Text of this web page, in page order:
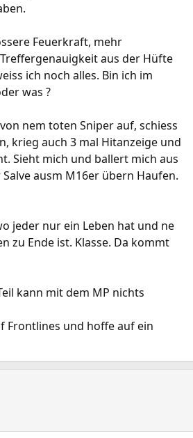
Feuerkraft, mehr
aus der Hüfte
ich noch alles. Bin ich im
was ?
nem toten Sniper auf, schiess
krieg auch 3 mal Hitanzeige und
Sieht mich und ballert mich aus
ausm M16er übern Haufen.
jeder nur ein Leben hat und ne
zu Ende ist. Klasse. Da kommt
kann mit dem MP nichts
Frontlines und hoffe auf ein